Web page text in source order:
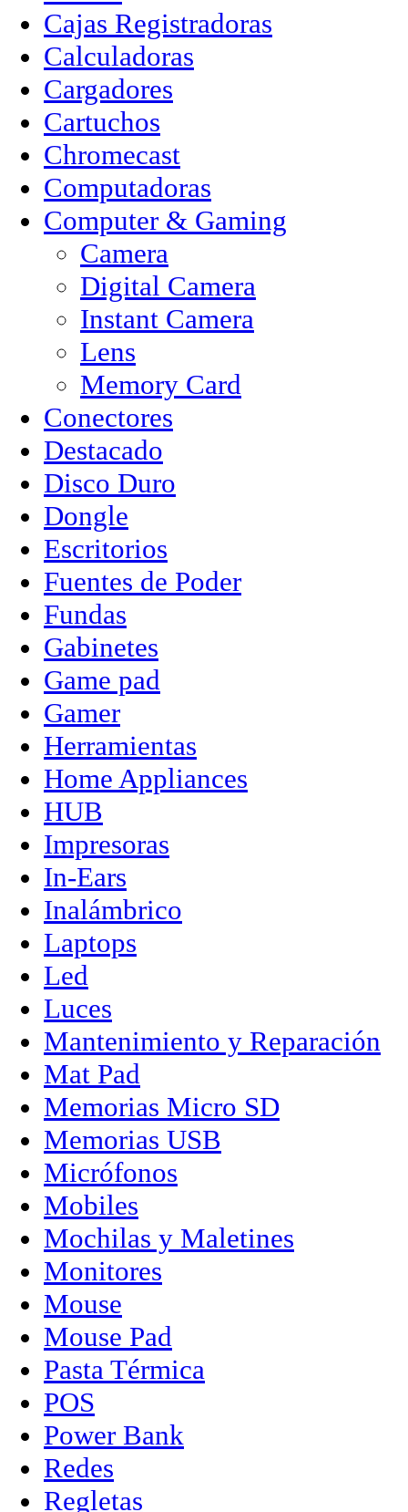
Cajas Registradoras
Calculadoras
Cargadores
Cartuchos
Chromecast
Computadoras
Computer & Gaming
Camera
Digital Camera
Instant Camera
Lens
Memory Card
Conectores
Destacado
Disco Duro
Dongle
Escritorios
Fuentes de Poder
Fundas
Gabinetes
Game pad
Gamer
Herramientas
Home Appliances
HUB
Impresoras
In-Ears
Inalámbrico
Laptops
Led
Luces
Mantenimiento y Reparación
Mat Pad
Memorias Micro SD
Memorias USB
Micrófonos
Mobiles
Mochilas y Maletines
Monitores
Mouse
Mouse Pad
Pasta Térmica
POS
Power Bank
Redes
Regletas